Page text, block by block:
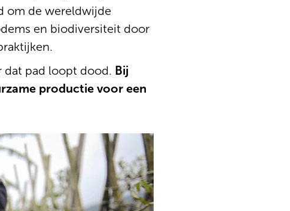
om de wereldwijde
en biodiversiteit door
dat pad loopt dood. Bij
productie voor een